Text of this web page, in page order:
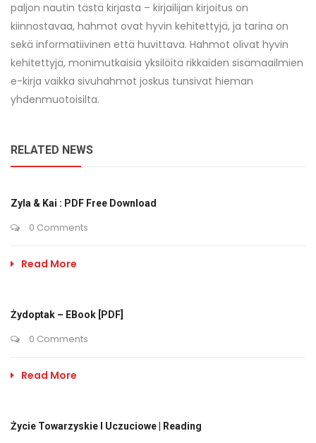
paljon nautin tästä kirjasta – kirjailijan kirjoitus on
kiinnostavaa, hahmot ovat hyvin kehitettyjä, ja tarina on
sekä informatiivinen että huvittava. Hahmot olivat hyvin
kehitettyjä, monimutkaisia yksilöitä rikkaiden sisämaailmien
e-kirja vaikka sivuhahmot joskus tunsivat hieman
yhdenmuotoisilta.
RELATED NEWS
Zyla & Kai : PDF Free Download
0 Comments
Read More
Żydoptak – EBook [PDF]
0 Comments
Read More
Życie Towarzyskie I Uczuciowe | Reading